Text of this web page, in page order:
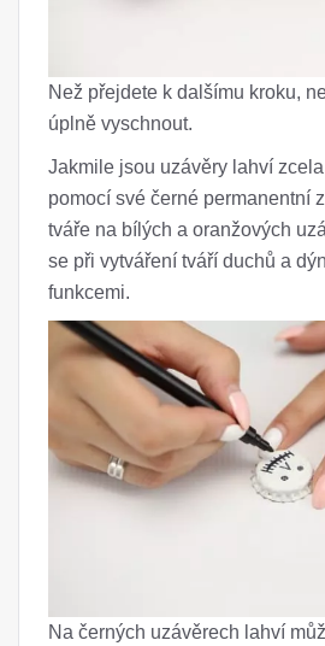
Než přejdete k dalšímu kroku,
úplně vyschnout.
Jakmile jsou uzávěry lahví
pomocí své černé permanentní
tváře na bílých a oranžových
se při vytváření tváří duchů a
funkcemi.
Na černých uzávěrech lahví